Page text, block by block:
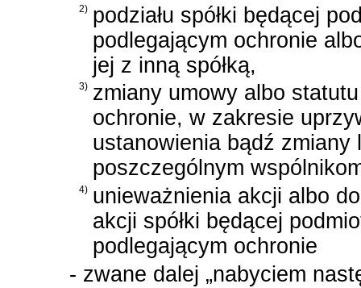
2) podziału spółki będącej
podlegającym ochronie
jej z inną spółką,
3) zmiany umowy albo
ochronie, w zakresie
ustanowienia bądź zmiany
poszczególnym
4) unieważnienia akcji albo
akcji spółki będącej
podlegającym ochronie
- zwane dalej „nabyciem